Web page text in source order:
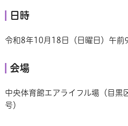
日時
令和8年10月18日（日曜日）午前
会場
中央体育館エアライフル場（目黒
号）